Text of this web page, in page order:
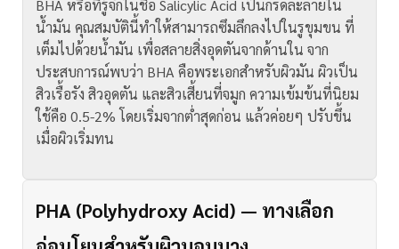
BHA หรือที่รู้จักในชื่อ Salicylic Acid เป็นกรดละลายใน
น้ำมัน คุณสมบัตินี้ทำให้สามารถซึมลึกลงไปในรูขุมขน ที่
เต็มไปด้วยน้ำมัน เพื่อสลายสิ่งอุดตันจากด้านใน จาก
ประสบการณ์พบว่า BHA คือพระเอกสำหรับผิวมัน ผิวเป็น
สิวเรื้อรัง สิวอุดตัน และสิวเสี้ยนที่จมูก ความเข้มข้นที่นิยม
ใช้คือ 0.5-2% โดยเริ่มจากต่ำสุดก่อน แล้วค่อยๆ ปรับขึ้น
เมื่อผิวเริ่มทน
PHA (Polyhydroxy Acid) — ทางเลือก